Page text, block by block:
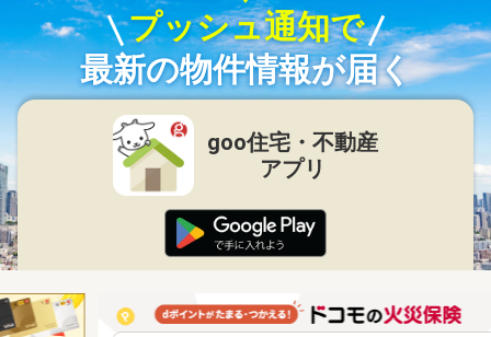
プッシュ通知で
最新の物件情報が届く
goo住宅・不動産
アプリ